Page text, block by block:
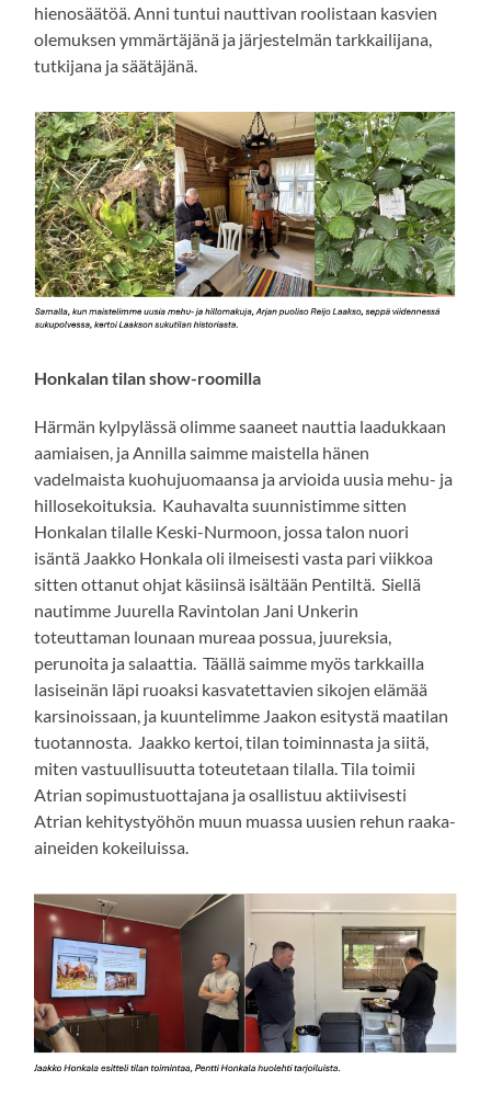
hienosäätöä. Anni tuntui nauttivan roolistaan kasvien
olemuksen ymmärtäjänä ja järjestelmän tarkkailijana,
tutkijana ja säätäjänä.
Honkalan tilan show-roomilla
Härmän kylpylässä olimme saaneet nauttia laadukkaan
aamiaisen, ja Annilla saimme maistella hänen
vadelmaista kuohujuomaansa ja arvioida uusia mehu- ja
hillosekoituksia. Kauhavalta suunnistimme sitten
Honkalan tilalle Keski-Nurmoon, jossa talon nuori
isäntä Jaakko Honkala oli ilmeisesti vasta pari viikkoa
sitten ottanut ohjat käsiinsä isältään Pentiltä. Siellä
nautimme Juurella Ravintolan Jani Unkerin
toteuttaman lounaan mureaa possua, juureksia,
perunoita ja salaattia. Täällä saimme myös tarkkailla
lasiseinän läpi ruoaksi kasvatettavien sikojen elämää
karsinoissaan, ja kuuntelimme Jaakon esitystä maatilan
tuotannosta. Jaakko kertoi, tilan toiminnasta ja siitä,
miten vastuullisuutta toteutetaan tilalla. Tila toimii
Atrian sopimustuottajana ja osallistuu aktiivisesti
Atrian kehitystyöhön muun muassa uusien rehun raaka-
aineiden kokeiluissa.